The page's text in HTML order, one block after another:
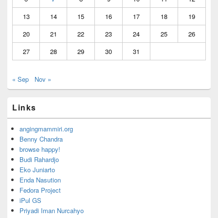
13
14 15 16 17 18
19
20
21 22 23 24 25
26
27
28 29 30 31
« Sep Nov »
Links
angingmammiri.org
Benny Chandra
browse happy!
Budi Rahardjo
Eko Juniarto
Enda Nasution
Fedora Project
iPul GS
Priyadi Iman Nurcahyo